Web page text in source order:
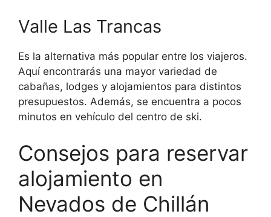
Valle Las Trancas
Es la alternativa más popular entre los viajeros.
Aquí encontrarás una mayor variedad de
cabañas, lodges y alojamientos para distintos
presupuestos. Además, se encuentra a pocos
minutos en vehículo del centro de ski.
Consejos para reservar
alojamiento en
Nevados de Chillán